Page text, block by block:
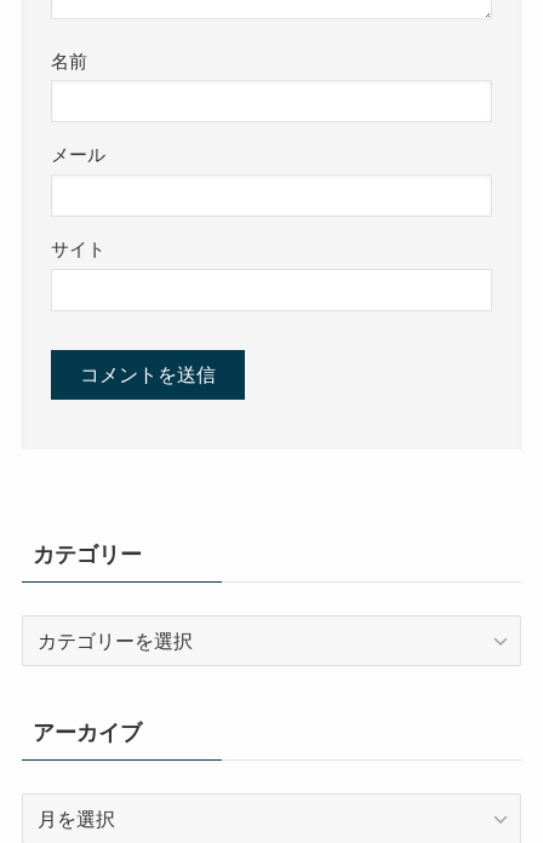
名前
メール
サイト
カテゴリー
リ
ー
アーカイブ